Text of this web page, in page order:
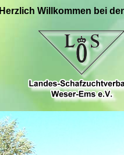
Herzlich Willkommen bei